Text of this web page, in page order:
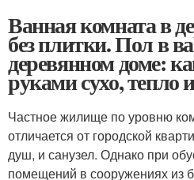
Ванная комната в
без плитки. Пол в
деревянном доме:
руками сухо, тепло
Частное жилище по уровню
отличается от городской
душ, и санузел. Однако при
помещений в сооружениях из